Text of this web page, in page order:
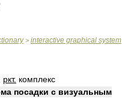
> interactive graphical system
ркт. комплекс
посадки с визуальным